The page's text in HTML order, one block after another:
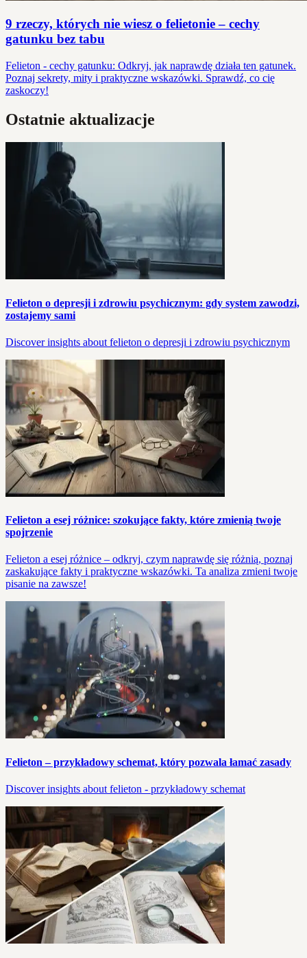
9 rzeczy, których nie wiesz o felietonie – cechy
gatunku bez tabu
Felieton - cechy gatunku: Odkryj, jak naprawdę działa ten gatunek.
Poznaj sekrety, mity i praktyczne wskazówki. Sprawdź, co cię
zaskoczy!
Ostatnie aktualizacje
Felieton o depresji i zdrowiu psychicznym: gdy system zawodzi,
zostajemy sami
Discover insights about felieton o depresji i zdrowiu psychicznym
Felieton a esej różnice: szokujące fakty, które zmienią twoje
spojrzenie
Felieton a esej różnice – odkryj, czym naprawdę się różnią, poznaj
zaskakujące fakty i praktyczne wskazówki. Ta analiza zmieni twoje
pisanie na zawsze!
Felieton – przykładowy schemat, który pozwala łamać zasady
Discover insights about felieton - przykładowy schemat